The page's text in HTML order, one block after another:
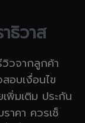
ธิวาส
วจากลูกค้า
อบเงื่อนไข
เพิ่มเติม ประกัน
าคา ควรเช็